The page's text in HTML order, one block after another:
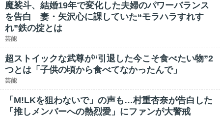
魔裟斗、結婚19年で変化した夫婦のパワーバランス
を告白 妻・矢沢心に課していた“モラハラすれす
れ”鉄の掟とは
芸能
超ストイックな武尊が“引退した今こそ食べたい物”2
つとは「子供の頃から食べてなかったんで」
芸能
「M!LKを狙わないで」の声も…村重杏奈が告白した
「推しメンバーへの熱烈愛」にファンが大警戒